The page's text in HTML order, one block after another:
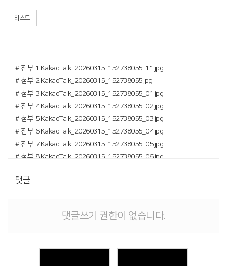
리스트
# 첨부 1.KakaoTalk_20260315_152738055_11.jpg
# 첨부 2.KakaoTalk_20260315_152738055.jpg
# 첨부 3.KakaoTalk_20260315_152738055_01.jpg
# 첨부 4.KakaoTalk_20260315_152738055_02.jpg
# 첨부 5.KakaoTalk_20260315_152738055_03.jpg
# 첨부 6.KakaoTalk_20260315_152738055_04.jpg
# 첨부 7.KakaoTalk_20260315_152738055_05.jpg
# 첨부 8.KakaoTalk_20260315_152738055_06.jpg
# 첨부 10.KakaoTalk_20260315_152738055_08.jpg
# 첨부 13.KakaoTalk_20260315_152738055_12.jpg
댓글
댓글쓰기 권한이 없습니다.